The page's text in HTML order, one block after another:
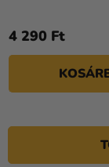
4 290 Ft